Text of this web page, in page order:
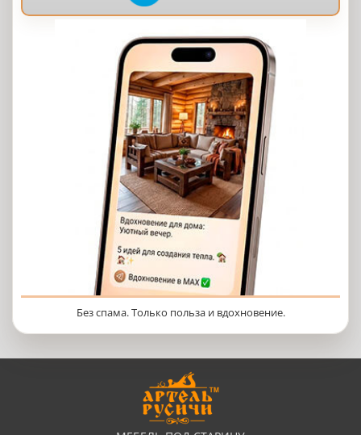
Без спама. Только польза и вдохновение.